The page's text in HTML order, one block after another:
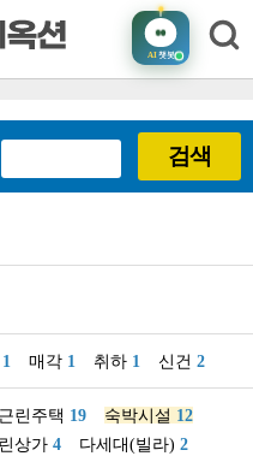
AI챗봇
검색
1 매각 1 취하 1 신건 2
근린주택 19 숙박시설 12
상가 4 다세대(빌라) 2